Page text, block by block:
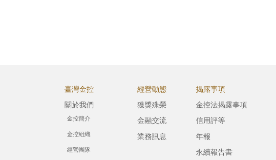
臺灣金控
關於我們
金控簡介
金控組織
經營團隊
經營動態
獲獎殊榮
金融交流
業務訊息
揭露事項
金控法揭露事項
信用評等
年報
永續報告書